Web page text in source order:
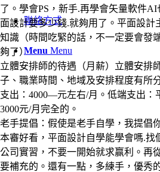
聯絡方式
Menu Menu
了。學會PS，新手.再學會矢量軟件
面設計要多少錢.就夠用了。平面設計
知識（時間吃緊的話，不一定要會發
夠了）
立體安排師的待遇（月薪）立體安排
子、職業時間、地域及安排程度有所
支出：4000—元左右/月。低端支出：
3000元/月完全的。
老手提倡：假使是老手自學，我提倡
本審好看，平面設計自學能學會嗎.找
公司實習，不要一開始就求赢利。再
要補充的。還有一點，多練手，優秀